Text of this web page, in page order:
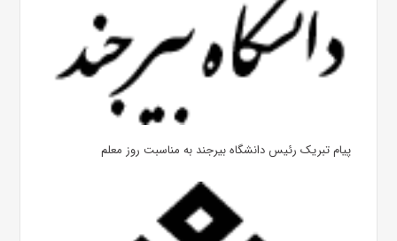
پیام تبریک رئیس دانشگاه بیرجند به مناسبت روز معلم